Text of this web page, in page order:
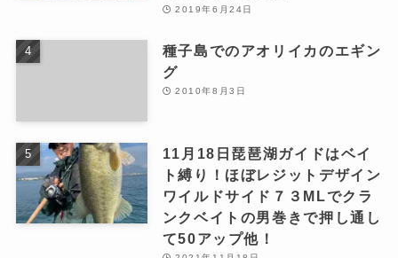
2019年6月24日
種子島でのアオリイカのエギン
グ
2010年8月3日
11月18日琵琶湖ガイドはベイ
ト縛り！ほぼレジットデザイン
ワイルドサイド７３MLでクラ
ンクベイトの男巻きで押し通し
て50アップ他！